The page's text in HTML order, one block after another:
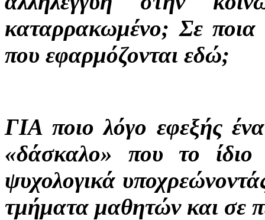
καταρρακωμένο; Σε ποια
που εφαρμόζονται εδώ;
ΓΙΑ ποιο λόγο εφεξής
«δάσκαλο» που το ίδιο
ψυχολογικά
τμήματα μαθητών και σε